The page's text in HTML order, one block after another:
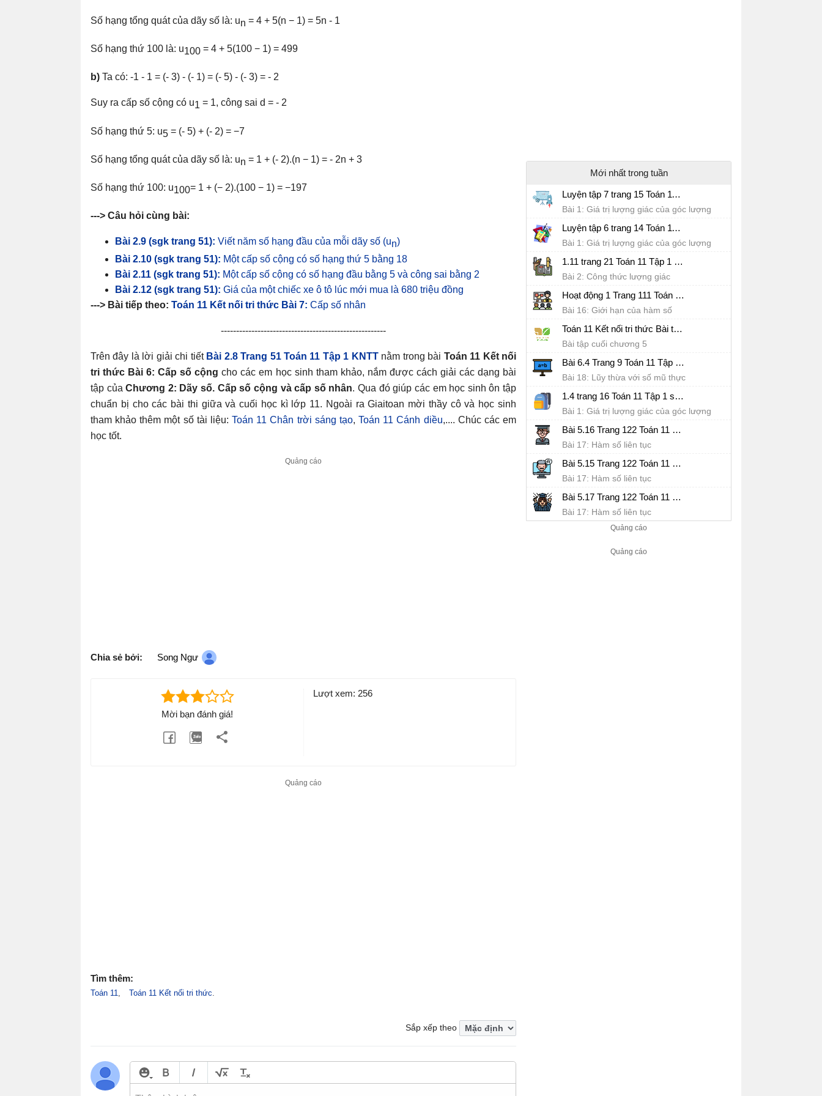
Số hạng tổng quát của dãy số là: un = 4 + 5(n − 1) = 5n - 1
Số hạng thứ 100 là: u100 = 4 + 5(100 − 1) = 499
b) Ta có: -1 - 1 = (- 3) - (- 1) = (- 5) - (- 3) = - 2
Suy ra cấp số cộng có u1 = 1, công sai d = - 2
Số hạng thứ 5: u5 = (- 5) + (- 2) = −7
Số hạng tổng quát của dãy số là: un = 1 + (- 2).(n − 1) = - 2n + 3
Số hạng thứ 100: u100= 1 + (− 2).(100 − 1) = −197
---> Câu hỏi cùng bài:
Bài 2.9 (sgk trang 51): Viết năm số hạng đầu của mỗi dãy số (un)
Bài 2.10 (sgk trang 51): Một cấp số cộng có số hạng thứ 5 bằng 18
Bài 2.11 (sgk trang 51): Một cấp số cộng có số hạng đầu bằng 5 và công sai bằng 2
Bài 2.12 (sgk trang 51): Giá của một chiếc xe ô tô lúc mới mua là 680 triệu đồng
---> Bài tiếp theo: Toán 11 Kết nối tri thức Bài 7: Cấp số nhân
------------------------------------------------------
Trên đây là lời giải chi tiết Bài 2.8 Trang 51 Toán 11 Tập 1 KNTTnằm trong bài Toán 11 Kết nối
tri thức Bài 6: Cấp số cộng cho các em học sinh tham khảo, nắm được cách giải các dạng bài
tập củaChương 2: Dãy số. Cấp số cộng và cấp số nhân. Qua đó giúp các em học sinh ôn tập
chuẩn bị cho các bài thi giữa và cuối học kì lớp 11. Ngoài ra Giaitoan mời thầy cô và học sinh
tham khảo thêm một số tài liệu:Toán 11 Chân trời sáng tạo,Toán 11 Cánh diều,.... Chúc các em
học tốt.
Chia sẻ bởi: Song Ngư
Mời bạn đánh giá!
Lượt xem: 256
Tìm thêm:
Toán 11 Toán 11 Kết nối tri thức
Sắp xếp theo
Mới nhất trong tuần
Luyện tập 7 trang 15 Toán 11 Tập 1 sách Kết nối tri thức
Bài 1: Giá trị lượng giác của góc lượng
giác
Luyện tập 6 trang 14 Toán 11 Tập 1 sách Kết nối tri thức
Bài 1: Giá trị lượng giác của góc lượng
giác
1.11 trang 21 Toán 11 Tập 1 sách Kết nối tri thức
Bài 2: Công thức lượng giác
Hoạt động 1 Trang 111 Toán 11 Tập 1 sách Kết nối tri thức
Bài 16: Giới hạn của hàm số
Toán 11 Kết nối tri thức Bài tập cuối chương 5
Bài tập cuối chương 5
Bài 6.4 Trang 9 Toán 11 Tập 2 sách Kết nối tri thức
Bài 18: Lũy thừa với số mũ thực
1.4 trang 16 Toán 11 Tập 1 sách Kết nối tri thức
Bài 1: Giá trị lượng giác của góc lượng
giác
Bài 5.16 Trang 122 Toán 11 Tập 1 sách Kết nối tri thức
Bài 17: Hàm số liên tục
Bài 5.15 Trang 122 Toán 11 Tập 1 sách Kết nối tri thức
Bài 17: Hàm số liên tục
Bài 5.17 Trang 122 Toán 11 Tập 1 sách Kết nối tri thức
Bài 17: Hàm số liên tục